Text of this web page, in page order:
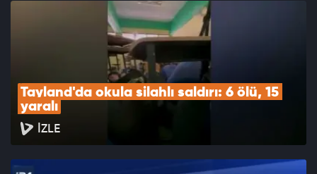
Tayland'da okula silahlı saldırı: 6 ölü, 15
yaralı
İZLE